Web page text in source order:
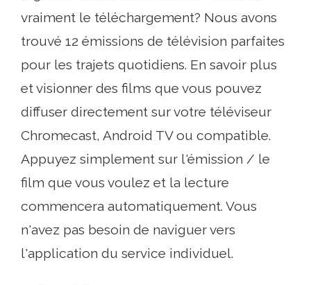
vraiment le téléchargement? Nous avons
trouvé 12 émissions de télévision parfaites
pour les trajets quotidiens. En savoir plus
et visionner des films que vous pouvez
diffuser directement sur votre téléviseur
Chromecast, Android TV ou compatible.
Appuyez simplement sur l'émission / le
film que vous voulez et la lecture
commencera automatiquement. Vous
n'avez pas besoin de naviguer vers
l'application du service individuel.